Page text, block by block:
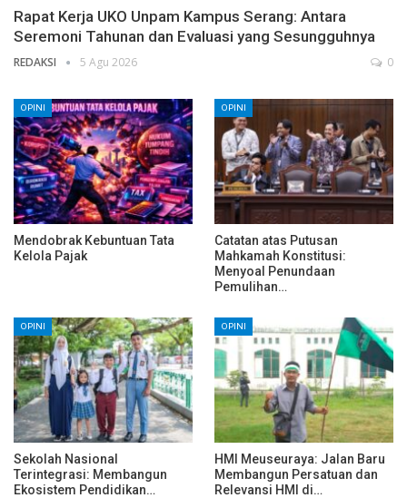
Rapat Kerja UKO Unpam Kampus Serang: Antara
Seremoni Tahunan dan Evaluasi yang Sesungguhnya
REDAKSI 5 Agu 2026 0
OPINI
Mendobrak Kebuntuan Tata
Kelola Pajak
OPINI
Catatan atas Putusan
Mahkamah Konstitusi:
Menyoal Penundaan
Pemulihan…
OPINI
Sekolah Nasional
Terintegrasi: Membangun
Ekosistem Pendidikan…
OPINI
HMI Meuseuraya: Jalan Baru
Membangun Persatuan dan
Relevansi HMI di…